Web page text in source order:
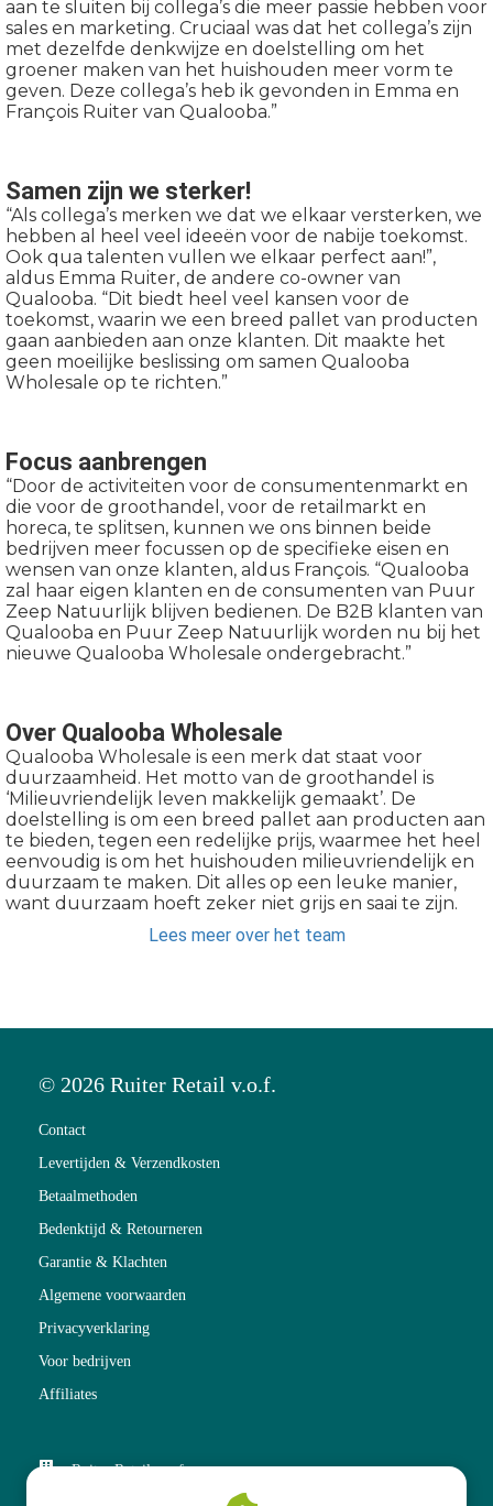
aan te sluiten bij collega’s die meer passie hebben voor
sales en marketing. Cruciaal was dat het collega’s zijn
met dezelfde denkwijze en doelstelling om het
groener maken van het huishouden meer vorm te
geven. Deze collega’s heb ik gevonden in Emma en
François Ruiter van Qualooba.”
Samen zijn we sterker!
“Als collega’s merken we dat we elkaar versterken, we
hebben al heel veel ideeën voor de nabije toekomst.
Ook qua talenten vullen we elkaar perfect aan!”,
aldus Emma Ruiter, de andere co-owner van
Qualooba. “Dit biedt heel veel kansen voor de
toekomst, waarin we een breed pallet van producten
gaan aanbieden aan onze klanten. Dit maakte het
geen moeilijke beslissing om samen Qualooba
Wholesale op te richten.”
Focus aanbrengen
“Door de activiteiten voor de consumentenmarkt en
die voor de groothandel, voor de retailmarkt en
horeca, te splitsen, kunnen we ons binnen beide
bedrijven meer focussen op de specifieke eisen en
wensen van onze klanten, aldus François. “Qualooba
zal haar eigen klanten en de consumenten van Puur
Zeep Natuurlijk blijven bedienen. De B2B klanten van
Qualooba en Puur Zeep Natuurlijk worden nu bij het
nieuwe Qualooba Wholesale ondergebracht.”
Over Qualooba Wholesale
Qualooba Wholesale is een merk dat staat voor
duurzaamheid. Het motto van de groothandel is
‘Milieuvriendelijk leven makkelijk gemaakt’. De
doelstelling is om een breed pallet aan producten aan
te bieden, tegen een redelijke prijs, waarmee het heel
eenvoudig is om het huishouden milieuvriendelijk en
duurzaam te maken. Dit alles op een leuke manier,
want duurzaam hoeft zeker niet grijs en saai te zijn.
Lees meer over het team
© 2026 Ruiter Retail v.o.f.
Contact
Levertijden & Verzendkosten
Betaalmethoden
Bedenktijd & Retourneren
Garantie & Klachten
Algemene voorwaarden
Privacyverklaring
Voor bedrijven
Affiliates
Ruiter Retail v.o.f.